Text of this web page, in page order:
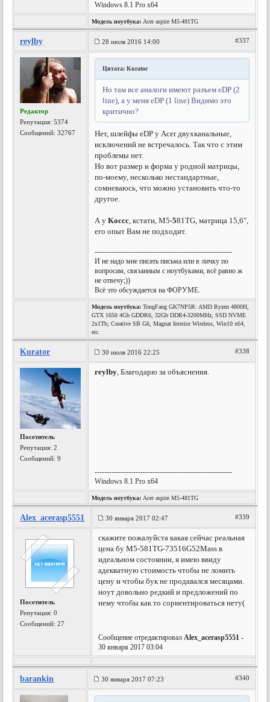
Windows 8.1 Pro x64
Модель ноутбука: Acer aspire M5-481TG
reylby 28 июля 2016 14:00 #337
Редактор
Репутация:5374
Сообщений: 32767
Цитата: Kurator
Но там все аналоги имеют разъем eDP (2
line), а у меня eDP (1 line) Видимо это
критично?
Нет, шлейфы eDP у Acer двухканальные,
исключений не встречалось. Так что с этим
проблемы нет.
Но вот размер и форма у родной матрицы,
по-моему, несколько нестандартные,
сомневаюсь, что можно установить что-то
другое.
А уKoccc, кстати, M5-581TG, матрица 15,6",
его опыт Вам не подходит.
---------------------------------------------------------
И не надо мне писать письма или в личку по
вопросам, связанным с ноутбуками, всё равно ж
не отвечу;))
Всё это обсуждается на ФОРУМЕ.
Модель ноутбука: TongFang GK7NP5R: AMD Ryzen 4800H,
GTX 1650 4Gb GDDR6, 32Gb DDR4-3200MHz, SSD NVME
2x1Tb; Creative SB G6, Magnat Interior Wireless, Win10 x64,
etc.
Kurator 30 июля 2016 22:25 #338
Посетитель
Репутация:2
Сообщений: 9
reylby, Благодарю за объяснения.
---------------------------------------------------------
Windows 8.1 Pro x64
Модель ноутбука: Acer aspire M5-481TG
Alex_acerasp5551 30 января 2017 02:47 #339
Посетитель
Репутация:0
Сообщений: 27
скажите пожалуйста какая сейчас реальная
цена бу M5-581TG-73516G52Mass в
идеальном состоянии, я имею ввиду
адекватную стоимость чтобы не ломить
цену и чтобы бук не продавался месяцами.
ноут довольно редкий и предложений по
нему чтобы как то сориентироваться нету(
Сообщение отредактировалAlex_acerasp5551 -
30 января 2017 03:04
barankin 30 января 2017 07:23 #340